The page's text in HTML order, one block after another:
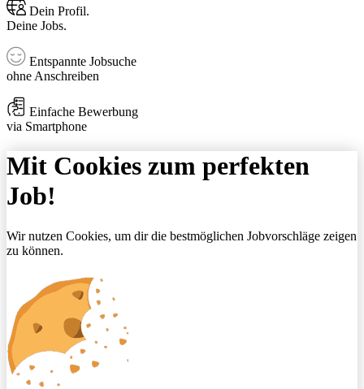
Dein Profil.
Deine Jobs.
Entspannte Jobsuche
ohne Anschreiben
Einfache Bewerbung
via Smartphone
Mit Cookies zum perfekten
Job!
Wir nutzen Cookies, um dir die bestmöglichen Jobvorschläge zeigen
zu können.